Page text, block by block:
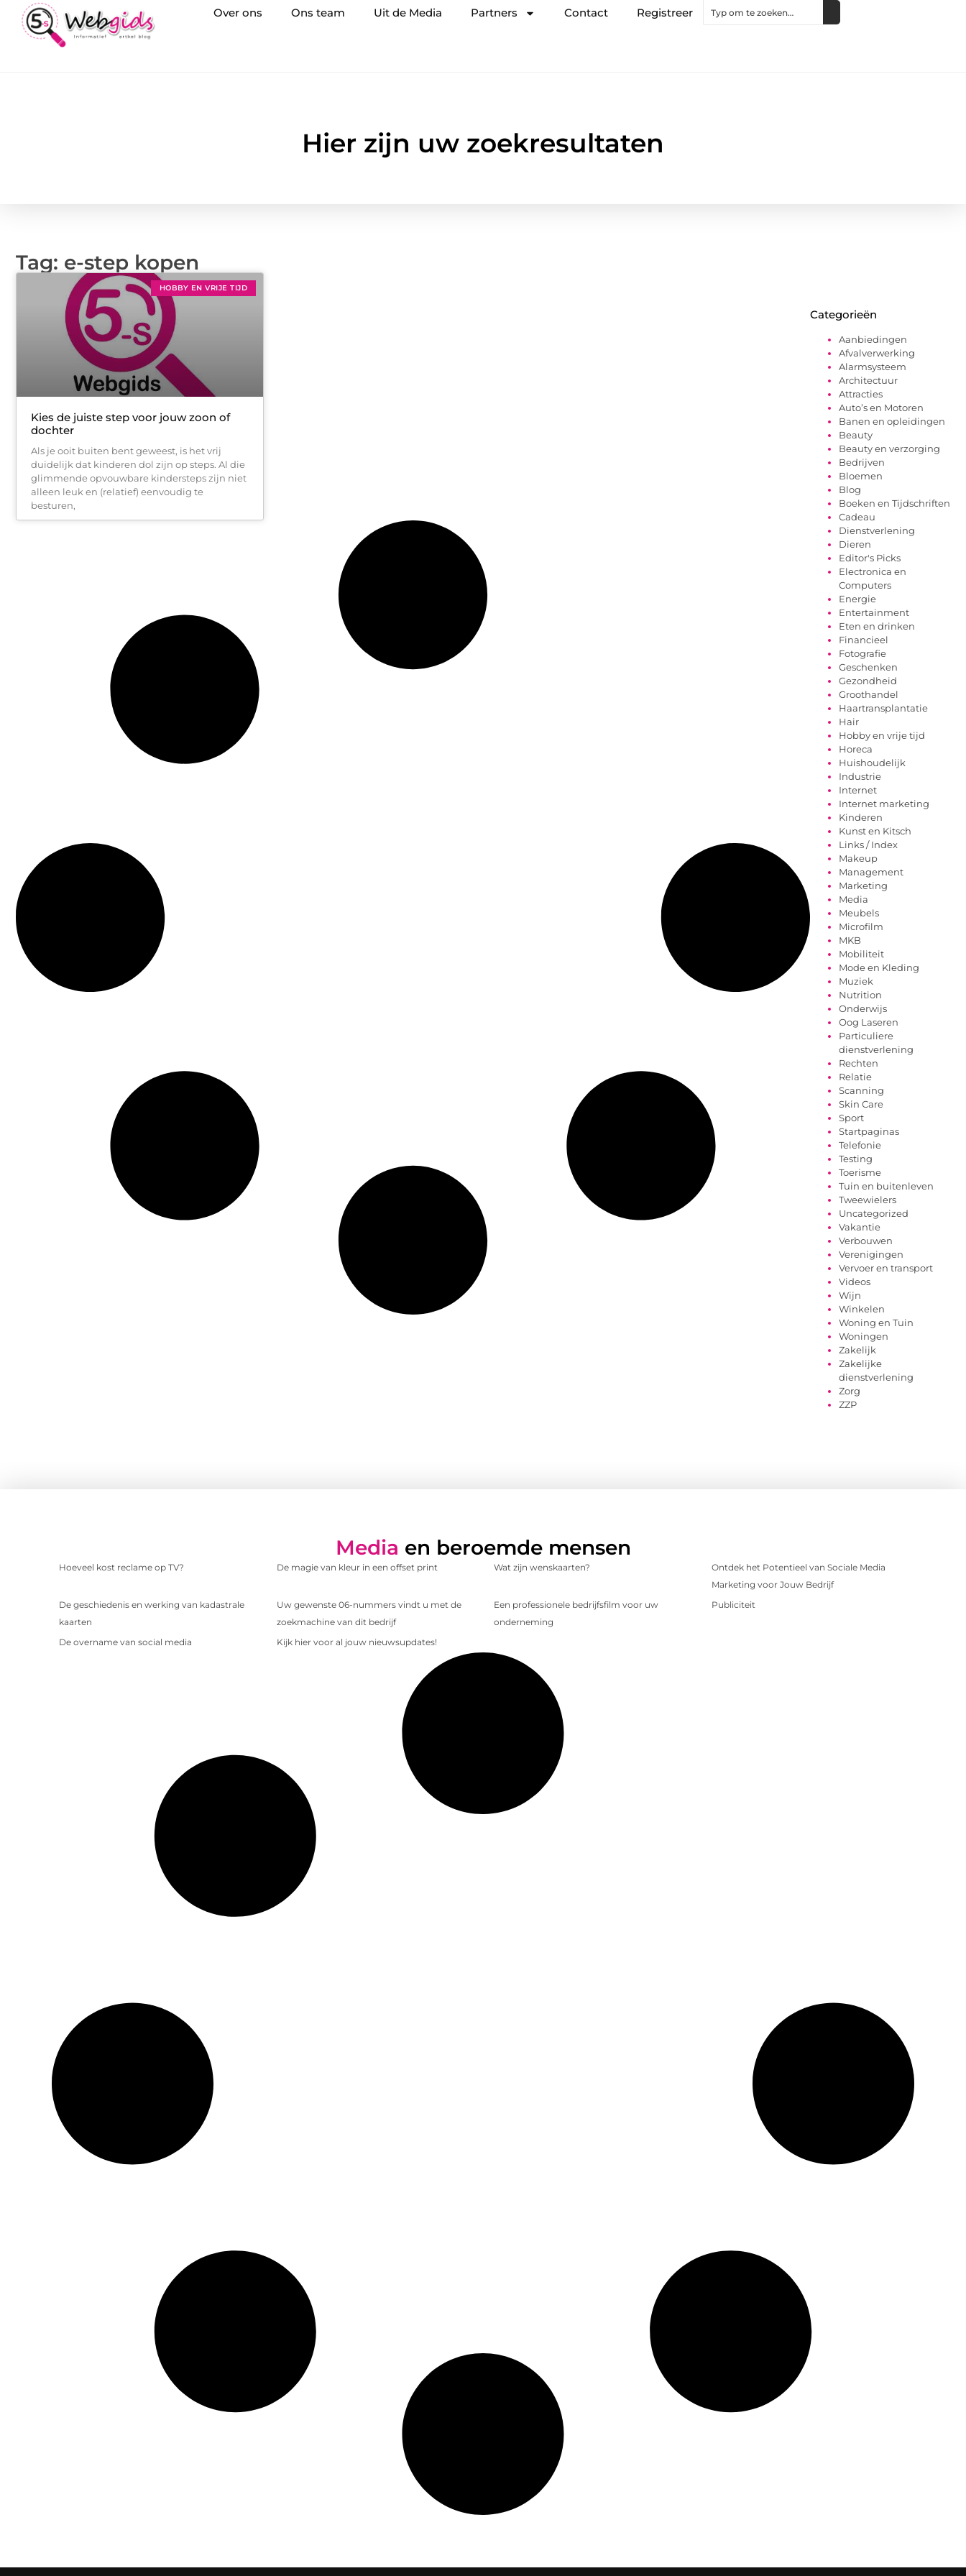
Over ons Ons team Uit de Media Partners Contact Registreer
Hier zijn uw zoekresultaten
Tag: e-step kopen
HOBBY EN VRIJE TIJD
Kies de juiste step voor jouw zoon of
dochter
Als je ooit buiten bent geweest, is het vrij
duidelijk dat kinderen dol zijn op steps. Al die
glimmende opvouwbare kindersteps zijn niet
alleen leuk en (relatief) eenvoudig te
besturen,
Categorieën
Aanbiedingen
Afvalverwerking
Alarmsysteem
Architectuur
Attracties
Auto’s en Motoren
Banen en opleidingen
Beauty
Beauty en verzorging
Bedrijven
Bloemen
Blog
Boeken en Tijdschriften
Cadeau
Dienstverlening
Dieren
Editor's Picks
Electronica en
Computers
Energie
Entertainment
Eten en drinken
Financieel
Fotografie
Geschenken
Gezondheid
Groothandel
Haartransplantatie
Hair
Hobby en vrije tijd
Horeca
Huishoudelijk
Industrie
Internet
Internet marketing
Kinderen
Kunst en Kitsch
Links / Index
Makeup
Management
Marketing
Media
Meubels
Microfilm
MKB
Mobiliteit
Mode en Kleding
Muziek
Nutrition
Onderwijs
Oog Laseren
Particuliere
dienstverlening
Rechten
Relatie
Scanning
Skin Care
Sport
Startpaginas
Telefonie
Testing
Toerisme
Tuin en buitenleven
Tweewielers
Uncategorized
Vakantie
Verbouwen
Verenigingen
Vervoer en transport
Videos
Wijn
Winkelen
Woning en Tuin
Woningen
Zakelijk
Zakelijke
dienstverlening
Zorg
ZZP
Media en beroemde mensen
Hoeveel kost reclame op TV? De magie van kleur in een offset print Wat zijn wenskaarten?
Ontdek het Potentieel van Sociale Media
Marketing voor Jouw Bedrijf
De geschiedenis en werking van kadastrale
kaarten
Uw gewenste 06-nummers vindt u met de
zoekmachine van dit bedrijf
Een professionele bedrijfsfilm voor uw
onderneming
Publiciteit
De overname van social media Kijk hier voor al jouw nieuwsupdates!